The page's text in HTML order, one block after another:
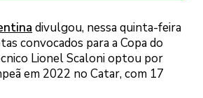
divulgou, nessa quinta-feira
convocados para a Copa do
Lionel Scaloni optou por
em 2022 no Catar, com 17